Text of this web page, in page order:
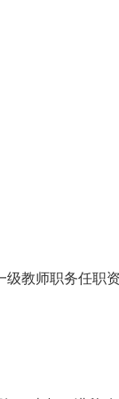
级教师职务任职